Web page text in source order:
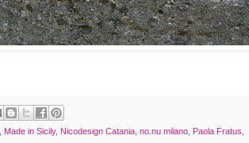
Made in Sicily, Nicodesign Catania no.nu milano Paola Fratus